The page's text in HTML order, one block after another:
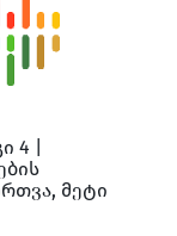
4 |
მეტი